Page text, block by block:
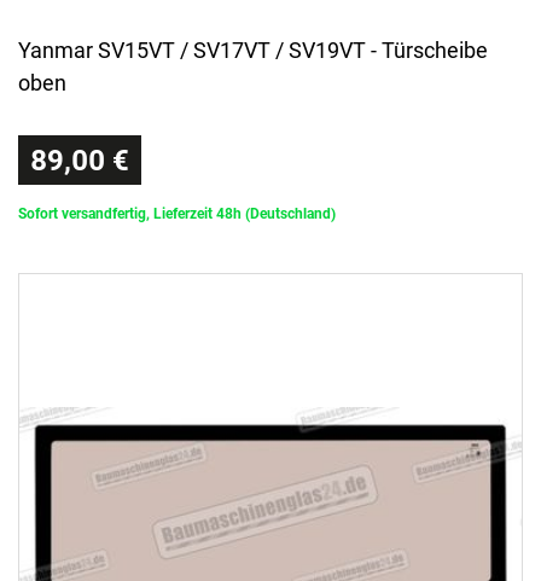
Yanmar SV15VT / SV17VT / SV19VT - Türscheibe
oben
89,00 €
Sofort versandfertig, Lieferzeit 48h (Deutschland)